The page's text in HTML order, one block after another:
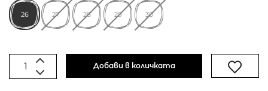
26 27 28 29 30
Добави в количката